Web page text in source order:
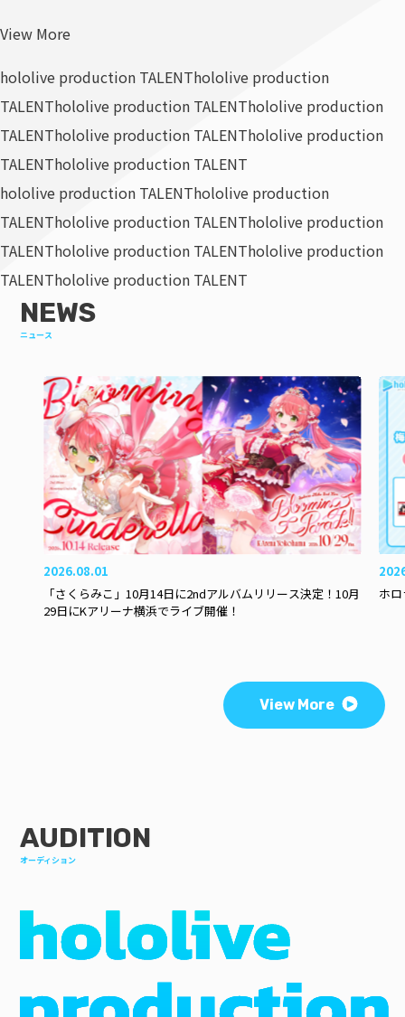
View More
hololive production TALENThololive production
TALENThololive production TALENThololive production
TALENThololive production TALENThololive production
TALENThololive production TALENT
hololive production TALENThololive production
TALENThololive production TALENThololive production
TALENThololive production TALENThololive production
TALENThololive production TALENT
NEWS
ニュース
2026.08.01
「さくらみこ」10月14日に2ndアルバムリリース決定！10月
29日にKアリーナ横浜でライブ開催！
ホ
View More
AUDITION
オーディション